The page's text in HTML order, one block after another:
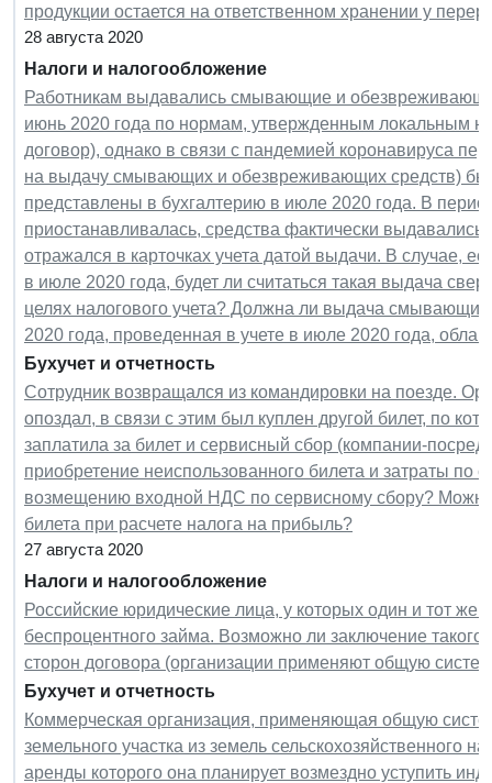
продукции остается на ответственном хранении у
28 августа 2020
Налоги и налогообложение
Работникам выдавались смывающие и
июнь 2020 года по нормам, утвержденным локальным
договор), однако в связи с пандемией коронавируса
на выдачу смывающих и обезвреживающих средств)
представлены в бухгалтерию в июле 2020 года. В
приостанавливалась, средства фактически
отражался в карточках учета датой выдачи. В случае,
в июле 2020 года, будет ли считаться такая выдача
целях налогового учета? Должна ли выдача
2020 года, проведенная в учете в июле 2020 года,
Бухучет и отчетность
Сотрудник возвращался из командировки на поезде.
опоздал, в связи с этим был куплен другой билет, по
заплатила за билет и сервисный сбор (компании-
приобретение неиспользованного билета и затраты по
возмещению входной НДС по сервисному сбору? Можно
билета при расчете налога на прибыль?
27 августа 2020
Налоги и налогообложение
Российские юридические лица, у которых один и тот же
беспроцентного займа. Возможно ли заключение
сторон договора (организации применяют общую
Бухучет и отчетность
Коммерческая организация, применяющая общую
земельного участка из земель сельскохозяйственного
аренды которого она планирует возмездно уступить